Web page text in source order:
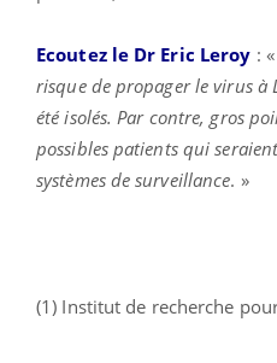
Ecoutez le Dr Eric Leroy : «
risque de propager le virus à
été isolés. Par contre, gros
possibles patients qui
systèmes de surveillance. »
(1) Institut de recherche